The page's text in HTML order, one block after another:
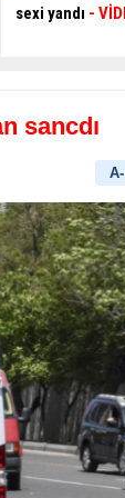
Sürücü ÖLDÜ
sancdı
A-